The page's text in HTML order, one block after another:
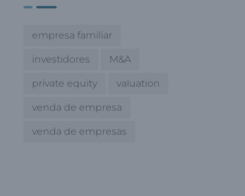
empresa familiar
investidores M&A
private equity valuation
venda de empresa
venda de empresas